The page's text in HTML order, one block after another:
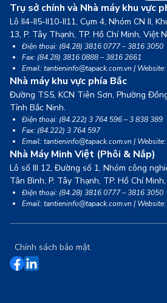
Trụ sở chính và Nhà máy khu vực
Lô II4-II5-II10-II11, Cụm 4, Nhóm CN II,
13, P. Tây Thạnh, TP. Hồ Chí Minh, Việt
Điện thoại: (84.28) 3816 0777 – 3816 3050
Fax: (84.28) 3816 0888 – 3816 2661
Email: tantieninfo@tapack.com.vn |
Nhà máy khu vực phía Bắc
Đường TS5, KCN Tiên Sơn, Phường
Tỉnh Bắc Ninh.
Điện thoại: (84.222) 3 764 596 – 3 838 389
Fax: (84.222) 3 764 597
Email: tantieninfo@tapack.com.vn |
Nhà Máy Minh Việt (Phôi & Nắp)
Lô số III 12, Đường số 1, Nhóm công
Tân Bình, P. Tây Thạnh, TP. Hồ Chí
Điện thoại: (84.28) 3816 0777 – 3816 3050
Email: tantieninfo@tapack.com.vn |
Chính sách bảo mật